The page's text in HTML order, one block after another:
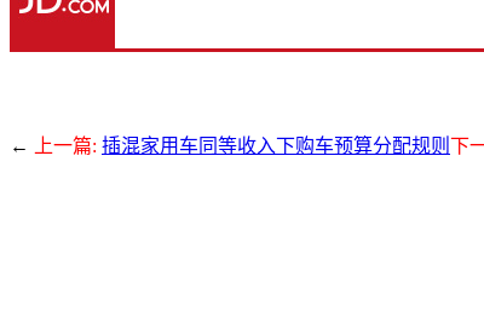
← 上一篇: 插混家用车同等收入下购车预算分配规则 下